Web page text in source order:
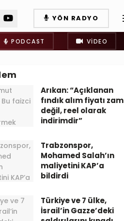
YÖN RADYO
PODCAST VIDEO
Arıkan: “Açıklanan
fındık alım fiyatı zam
değil, reel olarak
indirimdir”
Trabzonspor,
Mohamed Salah’ın
maliyetini KAP’a
bildirdi
Türkiye ve 7 ülke,
İsrail’in Gazze’deki